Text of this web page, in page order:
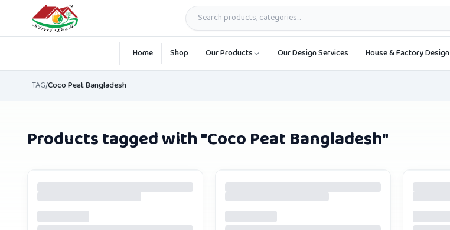
Skip to main content
Home Shop Our Products Our Design Services House & Factory Design
TAG/Coco Peat Bangladesh
Products tagged with "Coco Peat Bangladesh"